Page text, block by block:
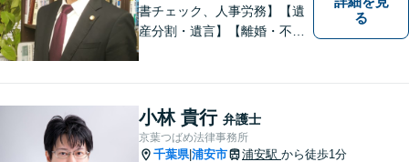
書チェック、人事労務】【遺
産分割・遺言】【離婚・不倫
分野あり】民間企業出身の弁
護士が、経営者・ビジネスパ
ーソンの悩みに「速く・適切
る
小林 貴行 弁護士
京葉つばめ法律事務所
千葉県|浦安市 浦安駅 から徒歩1分